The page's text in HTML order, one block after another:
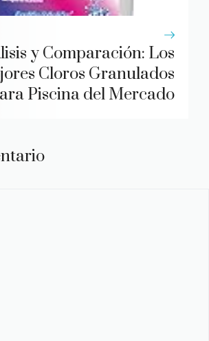
y Comparación: Los
Cloros Granulados
Piscina del Mercado